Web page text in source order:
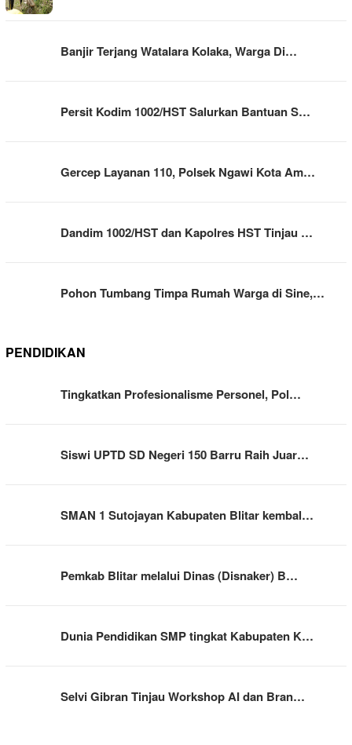
Banjir Terjang Watalara Kolaka, Warga Di…
Persit Kodim 1002/HST Salurkan Bantuan S…
Gercep Layanan 110, Polsek Ngawi Kota Am…
Dandim 1002/HST dan Kapolres HST Tinjau …
Pohon Tumbang Timpa Rumah Warga di Sine,…
PENDIDIKAN
Tingkatkan Profesionalisme Personel, Pol…
Siswi UPTD SD Negeri 150 Barru Raih Juar…
SMAN 1 Sutojayan Kabupaten Blitar kembal…
Pemkab Blitar melalui Dinas (Disnaker) B…
Dunia Pendidikan SMP tingkat Kabupaten K…
Selvi Gibran Tinjau Workshop AI dan Bran…